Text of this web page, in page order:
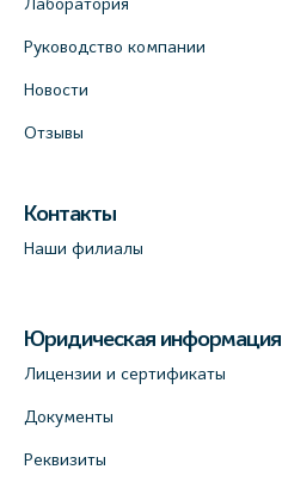
Руководство компании
Новости
Отзывы
Контакты
Наши филиалы
Юридическая информация
Лицензии и сертификаты
Документы
Реквизиты